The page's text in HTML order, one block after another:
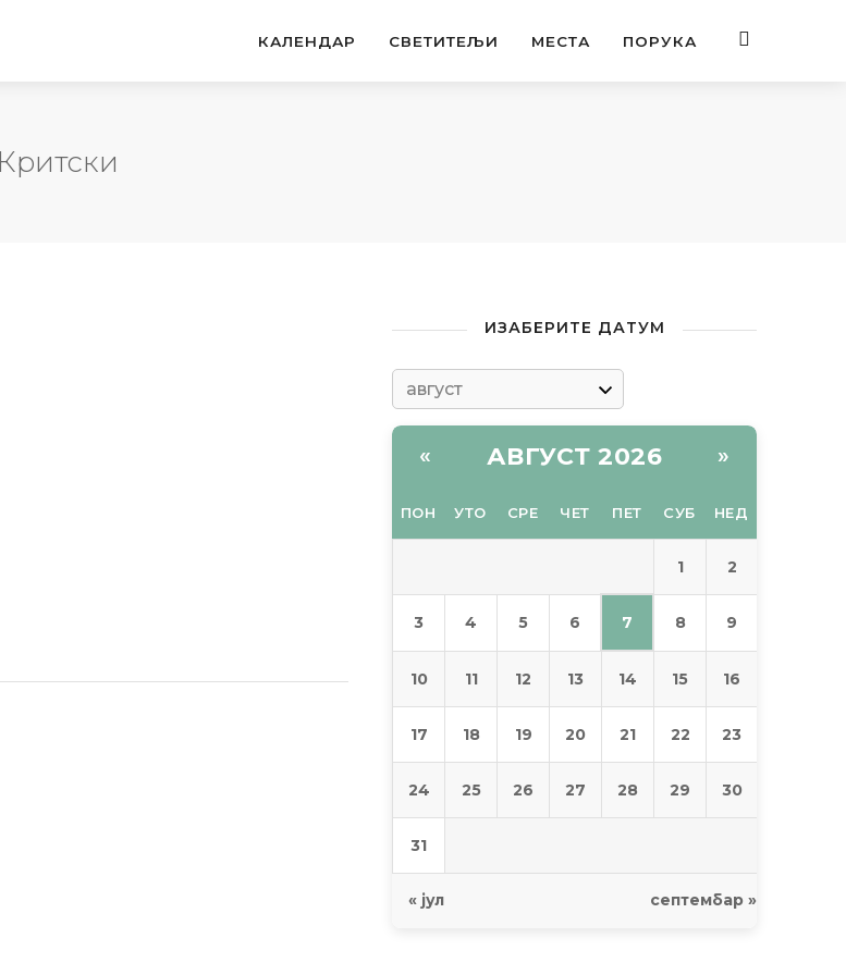
КАЛЕНДАР СВЕТИТЕЉИ МЕСТА ПОРУКА
ИЗАБЕРИТЕ ДАТУМ
« АВГУСТ 2026 »
ПОН УТО СРЕ ЧЕТ ПЕТ СУБ НЕД
1 2
3 4 5 6 7 8 9
10 11 12 13 14 15 16
17 18 19 20 21 22 23
24 25 26 27 28 29 30
31
« јул септембар »